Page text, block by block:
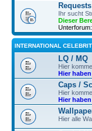
Requests
Ihr sucht
Dieser
Unterforum:
INTERNATIONAL
LQ / MQ
Hier
Hier
Caps /
Hier
Hier
Hier alle